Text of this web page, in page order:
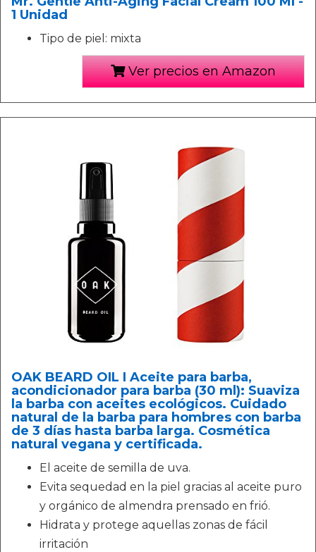
1 Unidad
Tipo de piel: mixta
Ver precios en Amazon
OAK BEARD OIL I Aceite para barba,
acondicionador para barba (30 ml): Suaviza
la barba con aceites ecológicos. Cuidado
natural de la barba para hombres con barba
de 3 días hasta barba larga. Cosmética
natural vegana y certificada.
El aceite de semilla de uva.
Evita sequedad en la piel gracias al aceite puro
y orgánico de almendra prensado en frió.
Hidrata y protege aquellas zonas de fácil
irritación